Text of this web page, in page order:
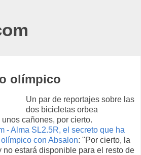
olímpico
Un par de reportajes sobre las
dos bicicletas orbea
cañones, por cierto.
- Alma SL2.5R, el secreto que ha
olímpico con Absalon: "Por cierto, la
no estará disponible para el resto de